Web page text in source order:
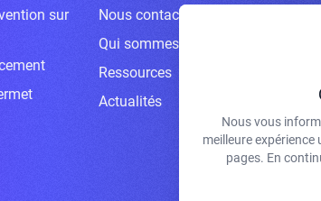
sur
Nous contacter
Qui sommes-nous ?
Ressources
Actualités
Nous vous
meilleure
pages. En